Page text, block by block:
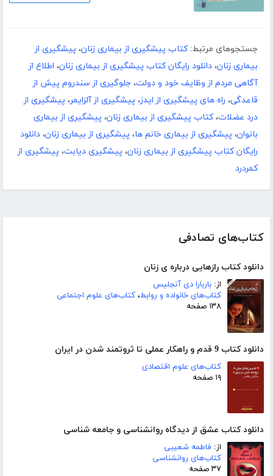
کتاب‌های تصادفی
دانلود کتاب رازهایی درباره ی زنان
از: باربارا دی آنجلیس
کتاب‌های خانواده و روابط، کتاب‌های علوم اجتماعی
۱۳۸ صفحه
دانلود کتاب 9 قدم و راهکار عملی تا ثروتمند شدن در ایران
کتاب‌های علوم اقتصادی
۱۹ صفحه
دانلود کتاب عشق از دیدگاه روانشناسی و جامعه شناسی
از: فاطمه شعیبی
کتاب‌های روانشناسی
۳۷ صفحه
جستجوهای مرتبط: کتاب پیشگیری از بیماری زنان، پیشگیری از
بیماری زنان، دانلود رایگان کتاب پیشگیری از بیماری زنان، اطلاع از
آگاهی مردم از وظایف خود و دولت، جلوگیری از سندروم پیش از
قاعدگی، راه های پیشگیری از ایدز، پیشگیری از آلزایمر، پیشگیری از
درد عضلات،کتاب پیشگیری از بیماری زنان، پیشگیری از بیماری
بانوان، پیشگیری از بیماری خانم ها، پیشگیری از بیماری زنان، دانلود
رایگان کتاب پیشگیری از بیماری زنان، پیشگیری دیابت، پیشگیری از
کمردرد